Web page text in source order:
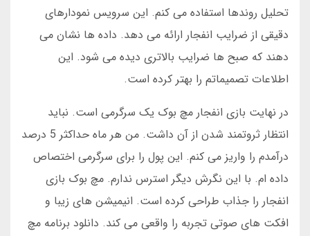
تحلیل روندها استفاده می کنم. این سرویس نمودارهای
دقیقی از ضرایب انفجار ارائه می دهد. داده ها نشان می
دهند که صبح ها ضرایب بالاتری دیده می شود. این
اطلاعات تصمیماتم را بهتر کرده است.
در نهایت بازی انفجار مچ بوک یک سرگرمی است. نباید
انتظار ثروتمند شدن از آن داشت. من هر ماه حداکثر 5 درصد
درآمدم را واریز می کنم. این پول را برای سرگرمی اختصاص
داده ام. با این نگرش دیگر استرس ندارم. مچ بوک بازی
انفجار را جذاب طراحی کرده است. انیمیشن های زیبا و
افکت های صوتی تجربه را واقعی می کند. دانلود برنامه مچ